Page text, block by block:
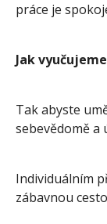
práce je
Jak
Tak abyste
sebevědomě a
Individuálním
zábavnou